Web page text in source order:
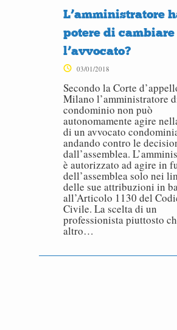
L’amministratore
potere di cambiare
l’avvocato?
03/01/2018
Secondo la Corte
Milano l’amministratore
condominio non può
autonomamente agire
di un avvocato
andando contro le
dall’assemblea.
è autorizzato ad agire in
dell’assemblea solo nei
delle sue attribuzioni in
all’Articolo 1130 del
Civile. La scelta di un
professionista piuttosto
altro…